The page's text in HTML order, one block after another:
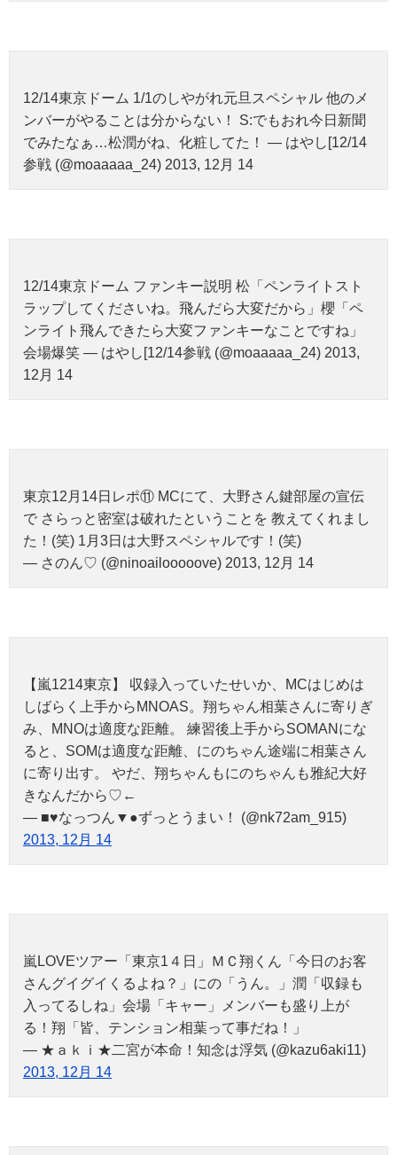
12/14東京ドーム 1/1のしやがれ元旦スペシャル 他のメ
ンバーがやることは分からない！ S:でもおれ今日新聞
でみたなぁ…松潤がね、化粧してた！ — はやし[12/14
参戦 (@moaaaaa_24) 2013, 12月 14
12/14東京ドーム ファンキー説明 松「ペンライトスト
ラップしてくださいね。飛んだら大変だから」櫻「ペ
ンライト飛んできたら大変ファンキーなことですね」
会場爆笑 — はやし[12/14参戦 (@moaaaaa_24) 2013,
12月 14
東京12月14日レポ⑪ MCにて、大野さん鍵部屋の宣伝
で さらっと密室は破れたということを 教えてくれまし
た！(笑) 1月3日は大野スペシャルです！(笑)
— さのん♡ (@ninoailooooove) 2013, 12月 14
【嵐1214東京】 収録入っていたせいか、MCはじめは
しばらく上手からMNOAS。翔ちゃん相葉さんに寄りぎ
み、MNOは適度な距離。 練習後上手からSOMANにな
ると、SOMは適度な距離、にのちゃん途端に相葉さん
に寄り出す。 やだ、翔ちゃんもにのちゃんも雅紀大好
きなんだから♡←
— ■♥なっつん▼●ずっとうまい！ (@nk72am_915)
2013, 12月 14
嵐LOVEツアー「東京1４日」ＭＣ翔くん「今日のお客
さんグイグイくるよね？」にの「うん。」潤「収録も
入ってるしね」会場「キャー」メンバーも盛り上が
る！翔「皆、テンション相葉って事だね！」
— ★ａｋｉ★二宮が本命！知念は浮気 (@kazu6aki11)
2013, 12月 14